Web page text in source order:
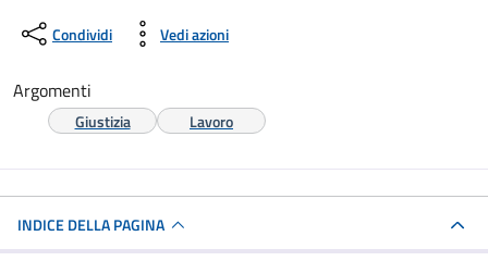
Condividi Vedi azioni
Argomenti
Giustizia Lavoro
INDICE DELLA PAGINA